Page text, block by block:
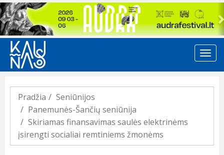
Previous
Pradžia
Seniūnijos
Panemunės-Šančių seniūnija
Skiriamas finansavimas saulės elektrinėms
įsirengti socialiai remtiniems žmonėms